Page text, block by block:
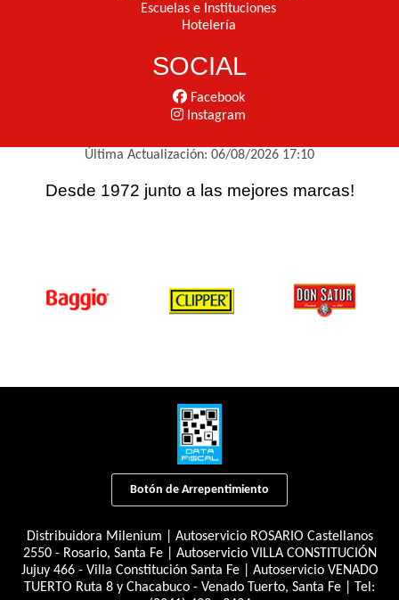
Escuelas e Instituciones
Hotelería
SOCIAL
Facebook
Instagram
Última Actualización: 06/08/2026 17:10
Desde 1972 junto a las mejores marcas!
Botón de Arrepentimiento
Distribuidora Milenium | Autoservicio ROSARIO Castellanos
2550 - Rosario, Santa Fe | Autoservicio VILLA CONSTITUCIÓN
Jujuy 466 - Villa Constitución Santa Fe | Autoservicio VENADO
TUERTO Ruta 8 y Chacabuco - Venado Tuerto, Santa Fe | Tel: